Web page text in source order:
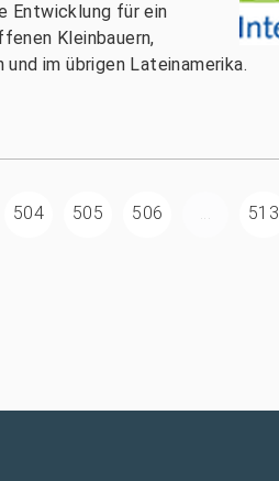
Entwicklung für ein
Kleinbauern,
im übrigen Lateinamerika.
504 505 506 ... 513